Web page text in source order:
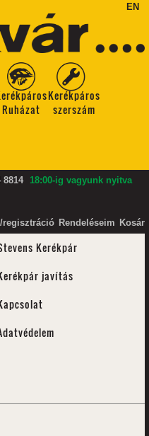
EN
Ruházat
Kerékpáros
szerszám
8814 18:00-ig vagyunk nyitva
regisztráció Rendeléseim Kosár
Kerékpár
javítás